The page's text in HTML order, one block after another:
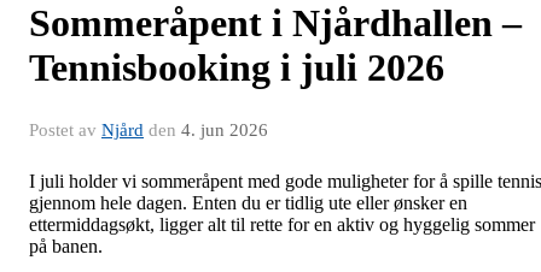
Sommeråpent i Njårdhallen –
Tennisbooking i juli 2026
Postet av Njård den 4. jun 2026
I juli holder vi sommeråpent med gode muligheter for å spille tennis
gjennom hele dagen. Enten du er tidlig ute eller ønsker en
ettermiddagsøkt, ligger alt til rette for en aktiv og hyggelig sommer
på banen.